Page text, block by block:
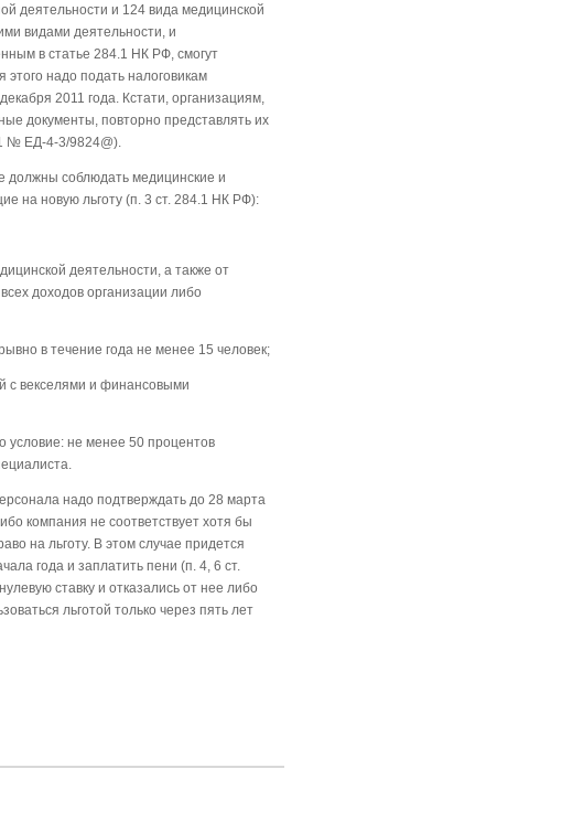
деятельности и 124 вида медицинской
видами деятельности, и
в статье 284.1 НК РФ, смогут
этого надо подать налоговикам
2011 года. Кстати, организациям,
документы, повторно представлять их
№ ЕД-4-3/9824@).
должны соблюдать медицинские и
на новую льготу (п. 3 ст. 284.1 НК РФ):
деятельности, а также от
доходов организации либо
в течение года не менее 15 человек;
с векселями и финансовыми
условие: не менее 50 процентов
надо подтверждать до 28 марта
компания не соответствует хотя бы
на льготу. В этом случае придется
года и заплатить пени (п. 4, 6 ст.
ставку и отказались от нее либо
льготой только через пять лет